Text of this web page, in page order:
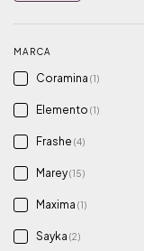
MARCA
Coramina (1)
Elemento (1)
Frashe (4)
Marey(15)
Maxima (1)
Sayka (2)